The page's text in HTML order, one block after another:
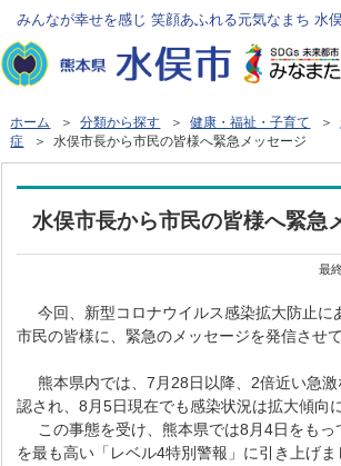
みんなが幸せを感じ 笑顔あふれる元気なまち 水
ホーム ＞分類から探す ＞健康・福祉・子育て ＞
症 ＞ 水俣市長から市民の皆様へ緊急メッセージ
水俣市長から市民の皆様へ緊急
最
今回、新型コロナウイルス感染拡大防止に
市民の皆様に、緊急のメッセージを発信させ
熊本県内では、7月28日以降、2倍近い急
認され、8月5日現在でも感染状況は拡大傾向
この事態を受け、熊本県では8月4日をも
を最も高い「レベル4特別警報」に引き上げま